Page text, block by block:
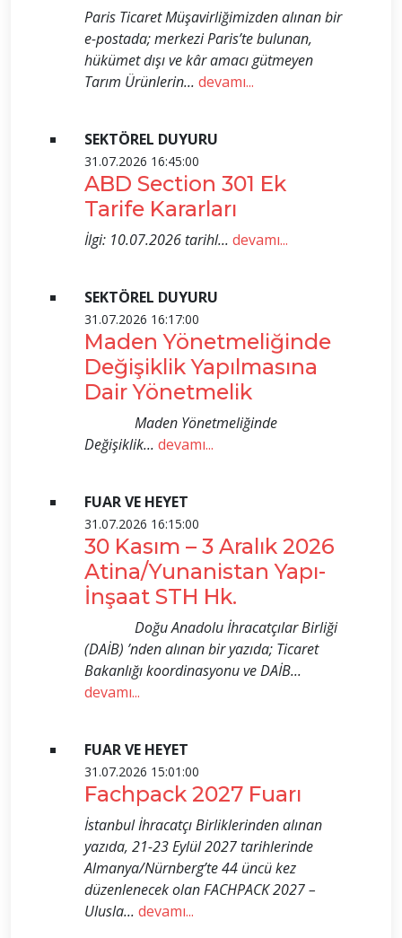
Paris Ticaret Müşavirliğimizden alınan bir
e-postada; merkezi Paris’te bulunan,
hükümet dışı ve kâr amacı gütmeyen
Tarım Ürünlerin... devamı...
SEKTÖREL DUYURU
31.07.2026 16:45:00
ABD Section 301 Ek
Tarife Kararları
İlgi: 10.07.2026 tarihl... devamı...
SEKTÖREL DUYURU
31.07.2026 16:17:00
Maden Yönetmeliğinde
Değişiklik Yapılmasına
Dair Yönetmelik
Maden Yönetmeliğinde
Değişiklik... devamı...
FUAR VE HEYET
31.07.2026 16:15:00
30 Kasım – 3 Aralık 2026
Atina/Yunanistan Yapı-
İnşaat STH Hk.
Doğu Anadolu İhracatçılar Birliği
(DAİB) ’nden alınan bir yazıda; Ticaret
Bakanlığı koordinasyonu ve DAİB...
devamı...
FUAR VE HEYET
31.07.2026 15:01:00
Fachpack 2027 Fuarı
İstanbul İhracatçı Birliklerinden alınan
yazıda, 21-23 Eylül 2027 tarihlerinde
Almanya/Nürnberg’te 44 üncü kez
düzenlenecek olan FACHPACK 2027 –
Ulusla... devamı...